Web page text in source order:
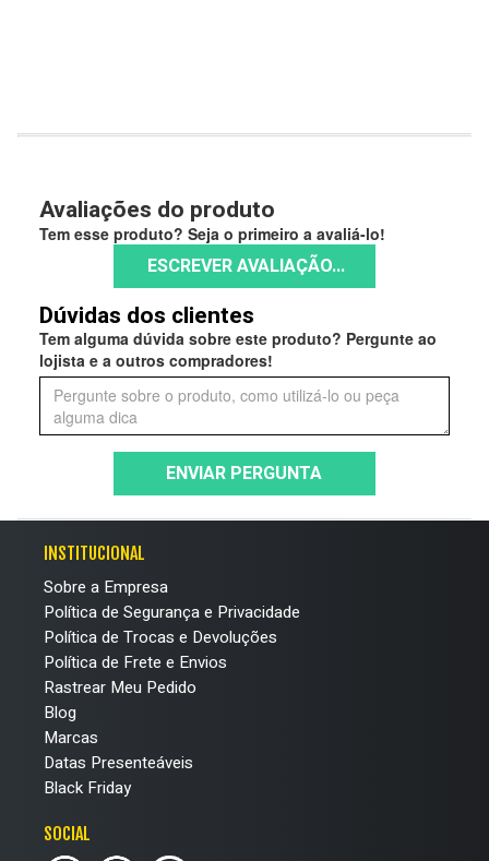
Avaliações do produto
Tem esse produto? Seja o primeiro a avaliá-lo!
ESCREVER AVALIAÇÃO...
Dúvidas dos clientes
Tem alguma dúvida sobre este produto? Pergunte ao
lojista e a outros compradores!
ENVIAR PERGUNTA
INSTITUCIONAL
Sobre a Empresa
Política de Segurança e Privacidade
Política de Trocas e Devoluções
Política de Frete e Envios
Rastrear Meu Pedido
Blog
Marcas
Datas Presenteáveis
Black Friday
SOCIAL